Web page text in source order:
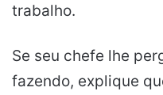
trabalho.
Se seu chefe lhe
fazendo, explique